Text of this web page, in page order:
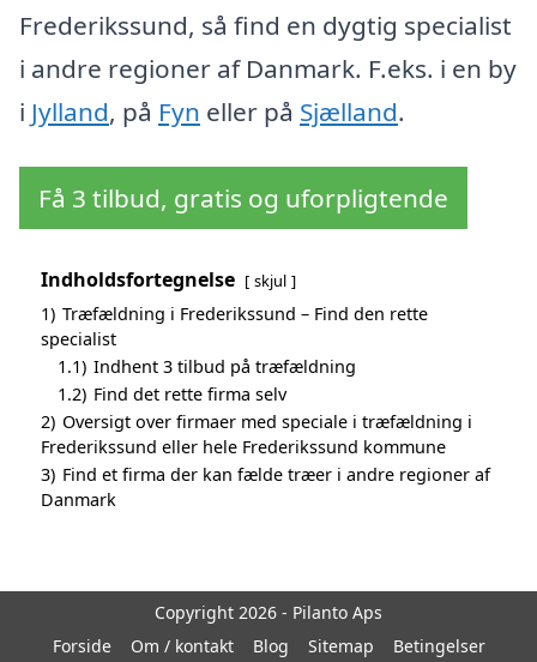
Frederikssund, så find en dygtig specialist
i andre regioner af Danmark. F.eks. i en by
i Jylland, på Fyn eller på Sjælland.
Få 3 tilbud, gratis og uforpligtende
Indholdsfortegnelse skjul
1) Træfældning i Frederikssund – Find den rette
specialist
1.1) Indhent 3 tilbud på træfældning
1.2) Find det rette firma selv
2) Oversigt over firmaer med speciale i træfældning i
Frederikssund eller hele Frederikssund kommune
3) Find et firma der kan fælde træer i andre regioner af
Danmark
Copyright 2026 - Pilanto Aps
Forside
Om / kontakt Blog Sitemap Betingelser